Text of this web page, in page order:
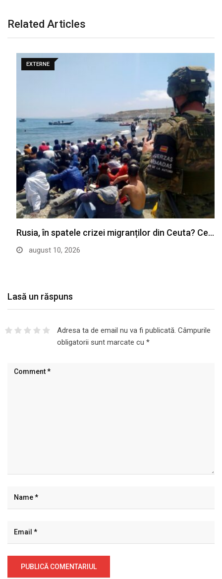
Related Articles
EXTERNE
Rusia, în spatele crizei migranților din Ceuta? Ce…
august 10, 2026
Lasă un răspuns
Adresa ta de email nu va fi publicată. Câmpurile
obligatorii sunt marcate cu *